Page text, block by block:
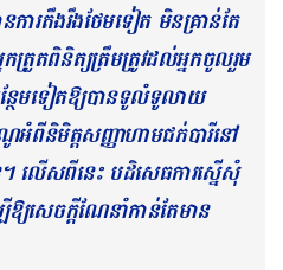
ការតឹងរឹងថែមទៀត មិនគ្រាន់តែ
ត្រួតពិនិត្យត្រឹមត្រូវដល់អ្នកចូលរួម
ថែមទៀតឱ្យបានទូលំទូលាយ
អំពីនិមិត្តសញ្ញាហាមជក់បារីនៅ
លើសពីនេះ បដិសេធការស្នើសុំ
យសេចក្ដីណែនាំកាន់តែមាន